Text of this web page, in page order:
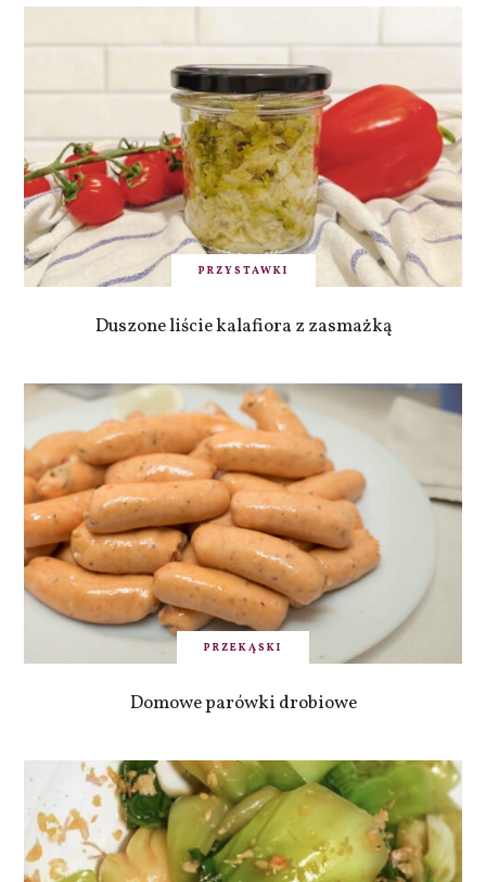
PRZYSTAWKI
Duszone liście kalafiora z zasmażką
PRZEKĄSKI
Domowe parówki drobiowe